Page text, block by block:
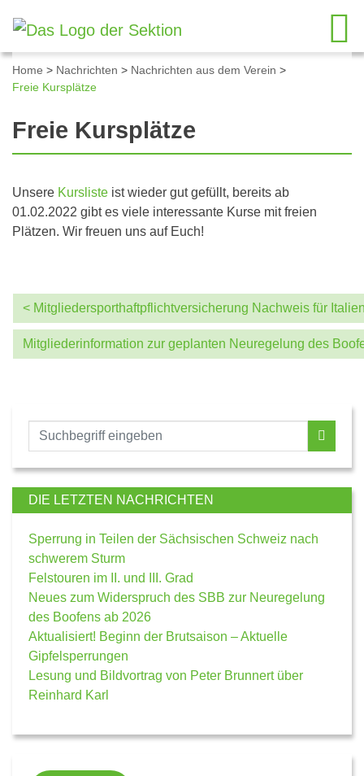
Home > Nachrichten > Nachrichten aus dem Verein >
Freie Kursplätze
Freie Kursplätze
Unsere Kursliste ist wieder gut gefüllt, bereits ab
01.02.2022 gibt es viele interessante Kurse mit freien
Plätzen. Wir freuen uns auf Euch!
< Mitgliedersporthaftpflichtversicherung Nachweis für
Mitgliederinformation zur geplanten Neuregelung des
DIE LETZTEN NACHRICHTEN
Sperrung in Teilen der Sächsischen Schweiz nach
schwerem Sturm
Felstouren im II. und III. Grad
Neues zum Widerspruch des SBB zur Neuregelung
des Boofens ab 2026
Aktualisiert! Beginn der Brutsaison – Aktuelle
Gipfelsperrungen
Lesung und Bildvortrag von Peter Brunnert über
Reinhard Karl